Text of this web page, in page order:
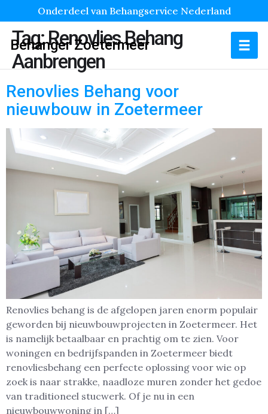
Onderdeel van Behangservice Nederland
Behanger Zoetermeer
Tag:Renovlies Behang
Aanbrengen
Renovlies Behang voor
nieuwbouw in Zoetermeer
Renovlies behang is de afgelopen jaren enorm populair
geworden bij nieuwbouwprojecten in Zoetermeer. Het
is namelijk betaalbaar en prachtig om te zien. Voor
woningen en bedrijfspanden in Zoetermeer biedt
renovliesbehang een perfecte oplossing voor wie op
zoek is naar strakke, naadloze muren zonder het gedoe
van traditioneel stucwerk. Of je nu in een
nieuwbouwwoning in […]